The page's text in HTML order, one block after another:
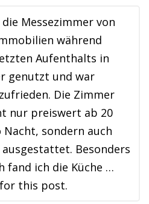
die Messezimmer von
während
Aufenthalts in
genutzt und war
Die Zimmer
nur preiswert ab 20
Nacht, sondern auch
Besonders
fand ich die Küche …
this post.